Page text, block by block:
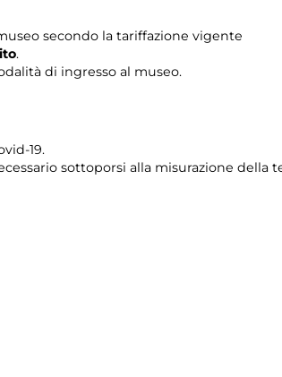
secondo la tariffazione vigente
.
di ingresso al museo.
19.
sottoporsi alla misurazione della